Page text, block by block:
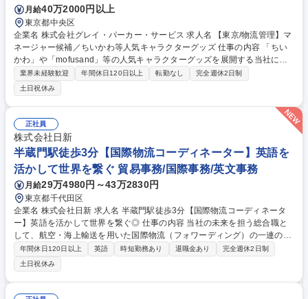
月給40万2000円以上
東京都中央区
企業名 株式会社グレイ・パーカー・サービス 求人名 【東京/物流管理】マ
ネージャー候補／ちいかわ等人気キャラクターグッズ 仕事の内容 「ちい
かわ」や「mofusand」等の人気キャラクターグッズを展開する当社に
て、物流管理業務をお任せします。倉庫会社・物流会社との連携をはじ
め、物流コスト改善、海外輸入商品の物流最適化、オペレーション改善な
ど、物流全体を横断的に管理・推進いただくポジションです。 【業務詳
細】■倉庫会社・物流会社との連携および管理・折衝業務 ■物流オペレー
ション全体の改善および最適化 ■物流コストの管理・分析および改善提案
■海外輸入商品の物流コスト削減施策の企画・推進 ■メンバーマネジメン
ト・教育 ■社内関連部署との各種調整業務 募集職種 【東京/物流管理】マ
ネージャー候補／ちいかわ等人気キャラクターグッズ
業界未経験歓迎 年間休日120日以上 転勤なし
完全週休2日制
土日祝休み
正社員
株式会社日新
半蔵門駅徒歩3分【国際物流コーディネーター】英語を
活かして世界を繋ぐ 貿易事務/国際事務/英文事務
月給29万4980円～43万2830円
東京都千代田区
企業名 株式会社日新 求人名 半蔵門駅徒歩3分【国際物流コーディネータ
ー】英語を活かして世界を繋ぐ◎ 仕事の内容 当社の未来を担う総合職と
して、航空・海上輸送を用いた国際物流（フォワーディング）の一連のコ
ーディネート業務を担い、グローバルな舞台でご活躍いただきます。 ■輸
出入オペレーション（カスタマーサービス・書類作成） ■既存顧客へのル
ート最適化や物流提案営業 ■海外拠点や国内外パートナーとの英語メール
等を用いた連携業務 ※ご経験やスキルに応じて、即戦力として各種業務を
お任せします。 ＊変更範囲：会社の定める業務 募集職種 半蔵門駅徒歩3
年間休日120日以上 英語 時短勤務あり 退職金あり
完全週休2日制
土日祝休み